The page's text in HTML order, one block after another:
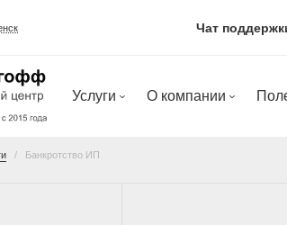
Чат
Услуги О компании
Банкротство ИП